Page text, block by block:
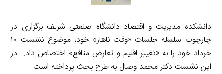
دانشکده مدیریت و اقتصاد دانشگاه صنعتی شریف برگزاری در
چارچوب سلسله جلسات «وقت ناهار» خود، موضوع نشست ۱۰
خرداد خود را به «تغییر اقلیم و تعارض منافع» اختصاص داد. در
این نشست دکتر محمد وصال به طرح بحث پرداخته است.